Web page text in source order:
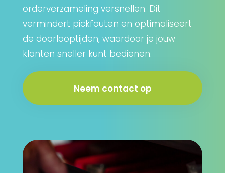
orderverzameling versnellen. Dit
vermindert pickfouten en optimaliseert
de doorlooptijden, waardoor je jouw
klanten sneller kunt bedienen.
Neem contact op